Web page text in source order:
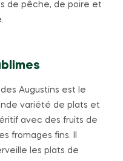
de pêche, de poire et
Augustins est le
variété de plats et
avec des fruits de
fromages fins. Il
les plats de